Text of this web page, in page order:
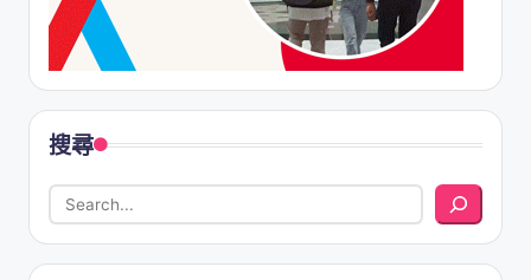
搜尋